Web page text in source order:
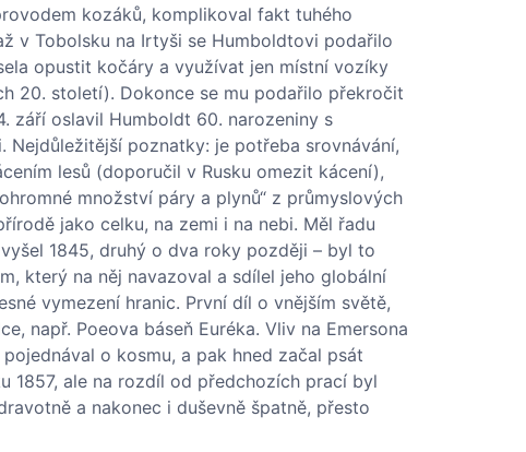
kozáků, komplikoval fakt tuhého
v Tobolsku na Irtyši se Humboldtovi podařilo
opustit kočáry a využívat jen místní vozíky
20. století). Dokonce se mu podařilo překročit
září oslavil Humboldt 60. narozeniny s
Nejdůležitější poznatky: je potřeba srovnávání,
lesů (doporučil v Rusku omezit kácení),
množství páry a plynů“ z průmyslových
jako celku, na zemi i na nebi. Měl řadu
1845, druhý o dva roky později – byl to
který na něj navazoval a sdílel jeho globální
vymezení hranic. První díl o vnějším světě,
např. Poeova báseň Euréka. Vliv na Emersona
o kosmu, a pak hned začal psát
1857, ale na rozdíl od předchozích prací byl
a nakonec i duševně špatně, přesto